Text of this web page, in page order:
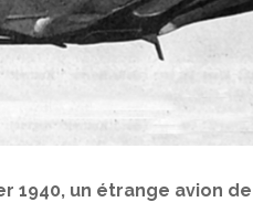
1940, un étrange avion